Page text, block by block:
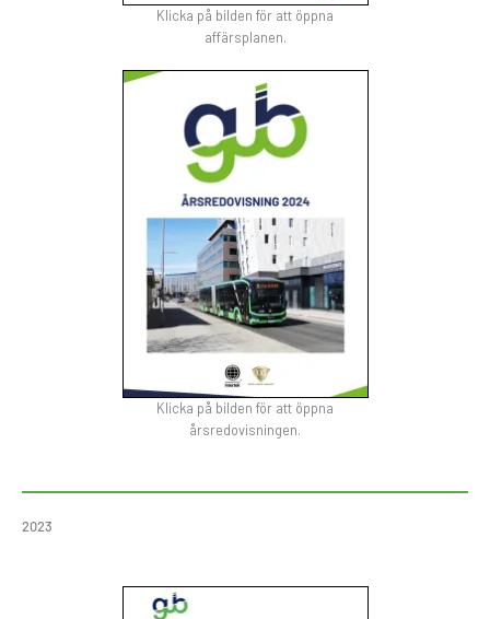
Klicka på bilden för att öppna
affärsplanen.
Klicka på bilden för att öppna
årsredovisningen.
2023